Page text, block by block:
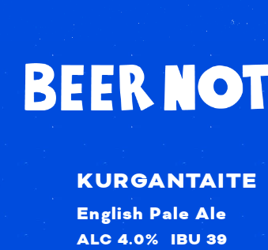
KURGANTAITE
English Pale Ale
ALC 4.0% IBU 39